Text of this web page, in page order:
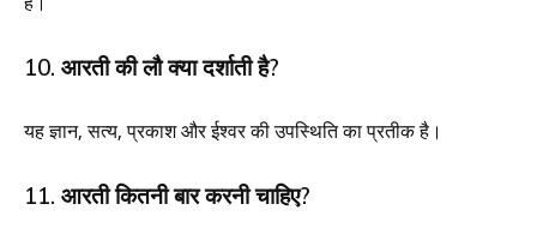
10. आरती की लौ क्या दर्शाती है?
यह ज्ञान, सत्य, प्रकाश और ईश्वर की उपस्थिति का प्रतीक है।
11. आरती कितनी बार करनी चाहिए?